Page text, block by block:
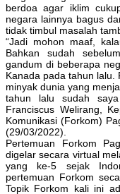
berdoa agar iklim
negara lainnya bagus
tidak timbul masalah
“Jadi mohon maaf,
Bahkan sudah
gandum di beberapa
Kanada pada tahun lalu.
minyak dunia yang
tahun lalu sudah
Franciscus Welirang,
Komunikasi (Forkom)
(29/03/2022).
Pertemuan Forkom
digelar secara virtual
yang ke-5 sejak
pertemuan Forkom
Topik Forkom kali ini